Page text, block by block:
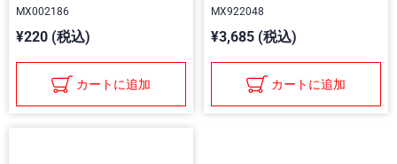
MX002186
¥220 (税込)
カートに追加
MX922048
¥3,685 (税込)
カートに追加